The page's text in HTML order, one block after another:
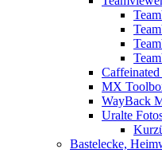
MX
WayBack
Uralte
Bastelecke,